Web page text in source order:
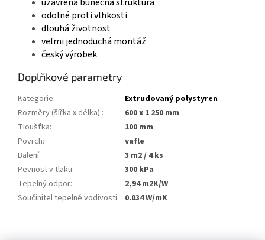
odolné proti vlhkosti
dlouhá životnost
velmi jednoduchá montáž
český výrobek
Doplňkové parametry
Kategorie:
Extrudovaný polystyren
Rozměry (šířka x délka)::
600 x 1 250 mm
Tloušťka:
100 mm
Povrch:
vafle
Balení:
3 m2 / 4 ks
Pevnost v tlaku:
300 kPa
Tepelný odpor:
2,94 m2K/W
Součinitel tepelné vodivosti: 0.034 W/mK